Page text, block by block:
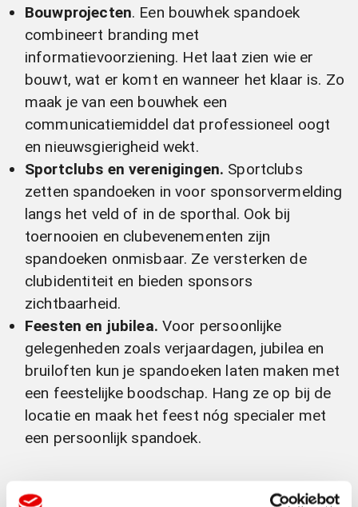
Bouwprojecten. Een bouwhek spandoek
combineert branding met
informatievoorziening. Het laat zien wie er
bouwt, wat er komt en wanneer het klaar is. Zo
maak je van een bouwhek een
communicatiemiddel dat professioneel oogt
en nieuwsgierigheid wekt.
Sportclubs en verenigingen. Sportclubs
zetten spandoeken in voor sponsorvermelding
langs het veld of in de sporthal. Ook bij
toernooien en clubevenementen zijn
spandoeken onmisbaar. Ze versterken de
clubidentiteit en bieden sponsors
zichtbaarheid.
Feesten en jubilea.Voor persoonlijke
gelegenheden zoals verjaardagen, jubilea en
bruiloften kun je spandoeken laten maken met
een feestelijke boodschap. Hang ze op bij de
locatie en maak het feest nóg specialer met
een persoonlijk spandoek.